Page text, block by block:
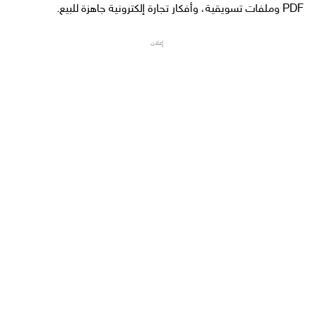
PDF وملفات تسويقية، وأفكار تجارة إلكترونية جاهزة للبيع.
إعلان